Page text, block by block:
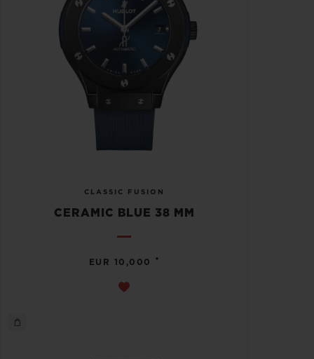
CLASSIC FUSION
CERAMIC BLUE 38 MM
EUR 10,000 •